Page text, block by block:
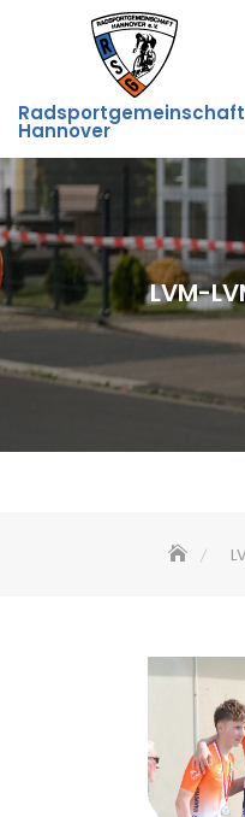
Radsportgemeinschaft
Hannover
LVM-